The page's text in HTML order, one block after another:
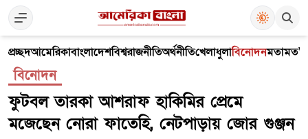
প্রচ্ছদআমেরিকাবাংলাদেশবিশ্বরাজনীতিঅর্থনীতিখেলাধুলাবিনোদনমতামত
বিনোদন
ফুটবল তারকা আশরাফ হাকিমির প্রেমে
মজেছেন নোরা ফাতেহি, নেটপাড়ায় জোর গুঞ্জন